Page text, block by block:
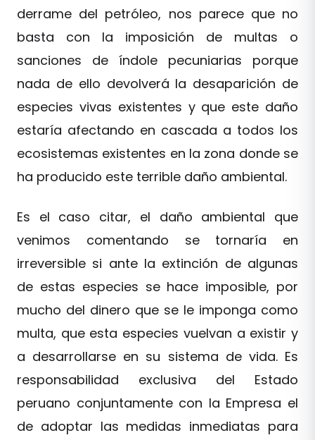
derrame del petróleo, nos parece que no
basta con la imposición de multas o
sanciones de índole pecuniarias porque
nada de ello devolverá la desaparición de
especies vivas existentes y que este daño
estaría afectando en cascada a todos los
ecosistemas existentes en la zona donde se
ha producido este terrible daño ambiental.
Es el caso citar, el daño ambiental que
venimos comentando se tornaría en
irreversible si ante la extinción de algunas
de estas especies se hace imposible, por
mucho del dinero que se le imponga como
multa, que esta especies vuelvan a existir y
a desarrollarse en su sistema de vida. Es
responsabilidad exclusiva del Estado
peruano conjuntamente con la Empresa el
de adoptar las medidas inmediatas para